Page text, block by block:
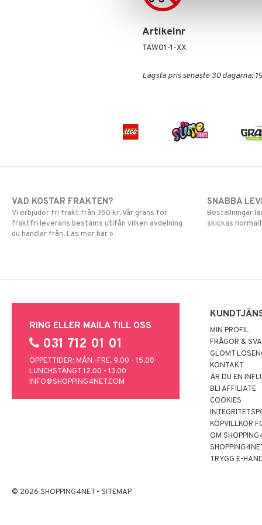
Artikelnr
TAW01-1-XX
Lägsta pris senaste 30 dagarna:
Spiderman
Super Mario
VAD KOSTAR FRAKTEN?
Vi erbjuder fri frakt från 350 kr. Vår gräns för
fraktfri leverans bestäms utifån vilken avdelning
du handlar från. Läs mer här »
SNABBA
Beställningar
skickas
RING ELLER MAILA TILL OSS
031 712 01 01
ÖPPETTIDER: MÅN.-FRE. 9.00 - 15.00
LUNCHSTÄNGT 12.00 - 13.00
INFO@SHOPPING4NET.COM
MIN PROFIL
FRÅGOR &
GLÖMT
KONTAKT
ÄR DU EN
BLI AFFILIATE
COOKIES
KÖPVILLKOR
OM
TRYGG E-
© 2026 SHOPPING4NET • SITEMAP